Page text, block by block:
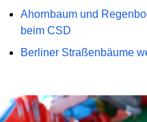
Ahornbaum und
beim CSD
Berliner Straßenbäume